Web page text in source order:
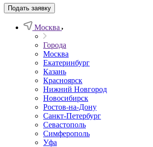
Подать заявку
Москва
Города
Москва
Екатеринбург
Казань
Красноярск
Нижний Новгород
Новосибирск
Ростов-на-Дону
Санкт-Петербург
Севастополь
Симферополь
Уфа